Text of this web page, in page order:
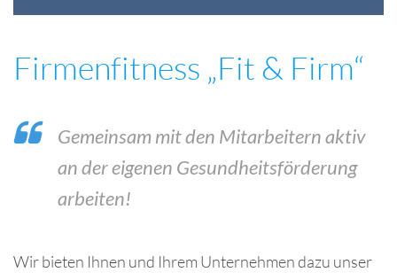
Firmenfitness „Fit & Firm“
Gemeinsam mit den Mitarbeitern aktiv
an der eigenen Gesundheitsförderung
arbeiten!
Wir bieten Ihnen und Ihrem Unternehmen dazu unser